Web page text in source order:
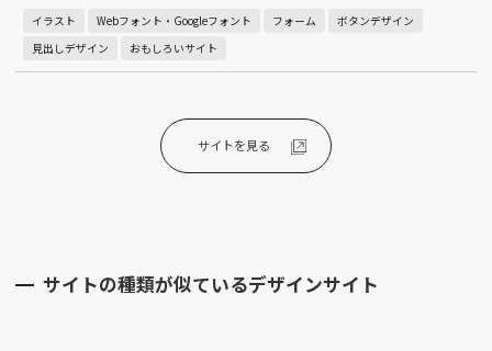
イラスト Webフォント・Googleフォント フォーム
ボタンデザイン
見出しデザイン
おもしろいサイト
サイトを見る
サイトの種類が似ているデザインサイト